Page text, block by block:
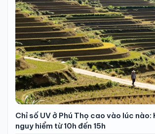
Chỉ số UV ở Phú Thọ cao vào lúc nào:
nguy hiểm từ 10h đến 15h